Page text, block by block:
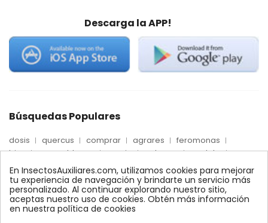
Descarga la APP!
Búsquedas Populares
dosis quercus comprar agrares
feromonas
trips
mosca blanca precio palmera
quelato
Econex
control amblyseius araña roja
max
nido encinas alcornoques
conector
xilemax
foresta monitoreo ynject
fertinyect
bioline
robles conectores
ecologico
control biologico
En InsectosAuxiliares.com, utilizamos cookies para mejorar
tu experiencia de navegación y brindarte un servicio más
personalizado. Al continuar explorando nuestro sitio,
aceptas nuestro uso de cookies. Obtén más información
en nuestra política de cookies